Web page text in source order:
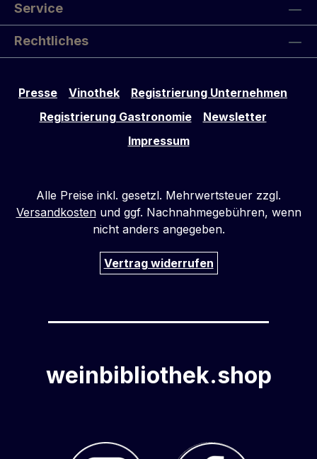
Service
Rechtliches
Presse Vinothek
Registrierung Unternehmen
Registrierung Gastronomie
Newsletter
Impressum
Alle Preise inkl. gesetzl. Mehrwertsteuer zzgl.
Versandkostenund ggf. Nachnahmegebühren, wenn
nicht anders angegeben.
Vertrag widerrufen
weinbibliothek.shop